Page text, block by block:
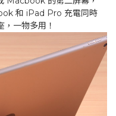
和 iPad Pro 充電同時
一物多用！